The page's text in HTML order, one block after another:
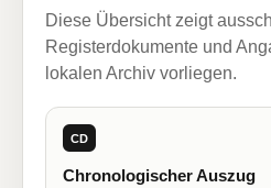
Diese Übersicht zeigt
Registerdokumente und
lokalen Archiv vorliegen.
CD
Chronologischer Auszug